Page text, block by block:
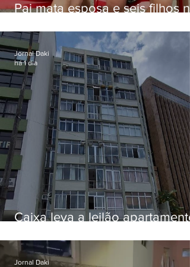
Pai mata esposa e seis filhos
Caixa leva a leilão apartamento
Botafogo
Jornal Daki
há 1 dia
Jornal Daki